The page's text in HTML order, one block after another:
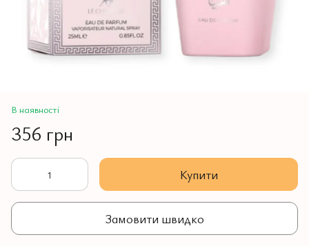
В наявності
356 грн
Купити
Замовити швидко